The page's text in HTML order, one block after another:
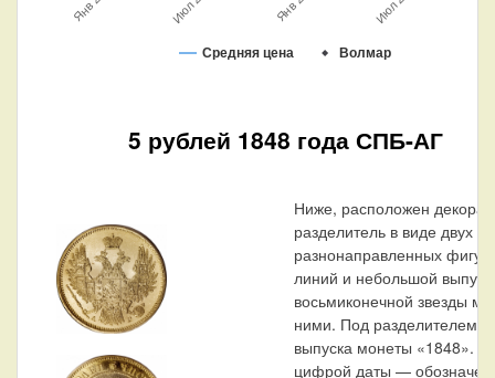
Средняя цена Волмар
5 рублей 1848 года СПБ-АГ
Ниже, расположен
разделитель в виде двух
разнонаправленных
линий и небольшой
восьмиконечной звезды
ними. Под разделителем
выпуска монеты «1848».
цифрой даты —